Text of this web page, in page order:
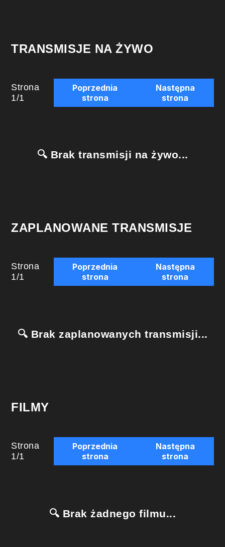
TRANSMISJE NA ŻYWO
Strona
1/1
Poprzednia
strona
Następna
strona
🔍 Brak transmisji na żywo...
ZAPLANOWANE TRANSMISJE
Strona
1/1
Poprzednia
strona
Następna
strona
🔍 Brak zaplanowanych transmisji...
FILMY
Strona
1/1
Poprzednia
strona
Następna
strona
🔍 Brak żadnego filmu...